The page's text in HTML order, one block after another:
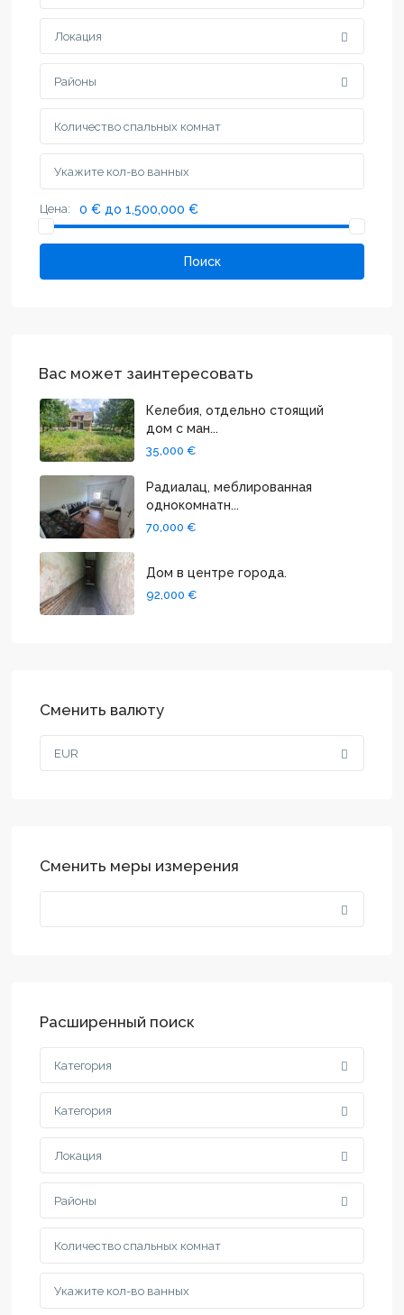
Локация
Районы
Цена: 0 € до 1,500,000 €
Поиск
Вас может заинтересовать
Келебия, отдельно стоящий
дом с ман...
35,000 €
Радиалац, меблированная
однокомнатн...
70,000 €
Дом в центре города.
92,000 €
Сменить валюту
EUR
Сменить меры измерения
Расширенный поиск
Категория
Категория
Локация
Районы